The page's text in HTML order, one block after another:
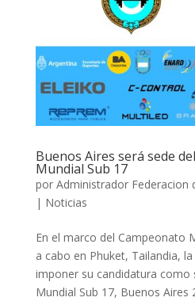
Buenos Aires será sede
Mundial Sub 17
por Administrador Federacion
| Noticias
En el marco del Campeonato
a cabo en Phuket, Tailandia,
imponer su candidatura como
Mundial Sub 17, Buenos Aires